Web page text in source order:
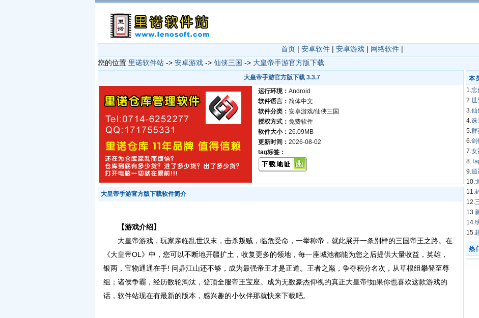
首页 | 安卓软件 | 安卓游戏 | 网络软件 |
您的位置 里诺软件站 -> 安卓游戏 -> 仙侠三国 -> 大皇帝手游官方版下载
大皇帝手游官方版下载 3.3.7
运行环境： Android
软件语言： 简体中文
软件分类： 安卓游戏/仙侠三国
授权方式： 免费软件
软件大小： 26.09MB
更新时间： 2026-08-02
tag标签：
大皇帝手游官方版下载软件简介
【游戏介绍】
大皇帝游戏，玩家亲临乱世汉末，击杀叛贼，临危受命，一举称帝，就此展开一条别样的三国帝王之路。在
《大皇帝OL》中，您可以不断地开疆扩土，收复更多的领地，每一座城池都能为您之后提供大量收益，英雄，
银两，宝物通通在手! 问鼎江山还不够，成为最强帝王才是正道。王者之巅，争夺积分名次，从草根组攀登至尊
组；诸侯争霸，经历数轮淘汰，登顶全服帝王宝座。成为无数豪杰仰视的真正大皇帝!如果你也喜欢这款游戏的
话，软件站现在有最新的版本，感兴趣的小伙伴那就快来下载吧。
本
1.忘
2.世
3.仙
4.诛
5.群
6.剑
7.女
8.
9.逍
10.
11.
12.
13.
14.
15.
热